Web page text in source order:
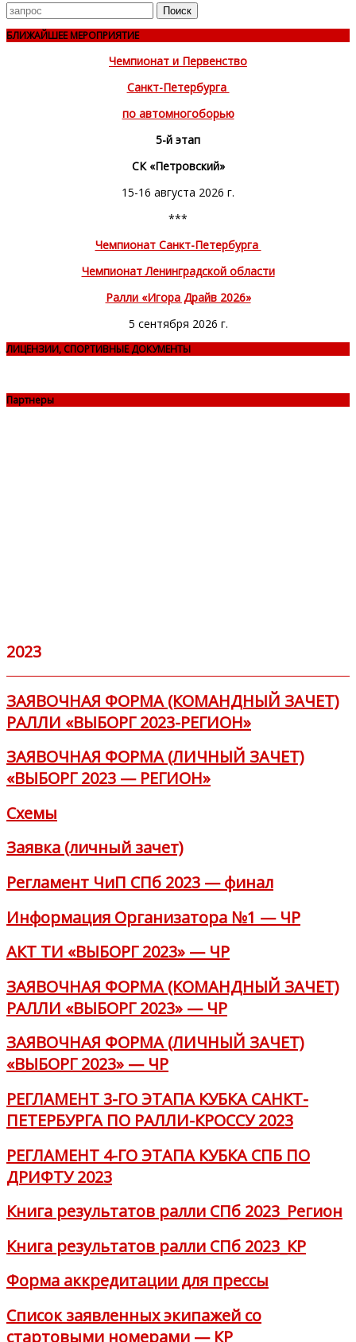
Поиск
для
БЛИЖАЙШЕЕ МЕРОПРИЯТИЕ
Чемпионат и Первенство
Санкт-Петербурга
по автомногоборью
5-й этап
СК «Петровский»
15-16 августа 2026 г.
***
Чемпионат Санкт-Петербурга
Чемпионат Ленинградской области
Ралли «Игора Драйв 2026»
5 сентября 2026 г.
ЛИЦЕНЗИИ, СПОРТИВНЫЕ ДОКУМЕНТЫ
Партнеры
2023
ЗАЯВОЧНАЯ ФОРМА (КОМАНДНЫЙ ЗАЧЕТ)
РАЛЛИ «ВЫБОРГ 2023-РЕГИОН»
ЗАЯВОЧНАЯ ФОРМА (ЛИЧНЫЙ ЗАЧЕТ)
«ВЫБОРГ 2023 — РЕГИОН»
Схемы
Заявка (личный зачет)
Регламент ЧиП СПб 2023 — финал
Информация Организатора №1 — ЧР
АКТ ТИ «ВЫБОРГ 2023» — ЧР
ЗАЯВОЧНАЯ ФОРМА (КОМАНДНЫЙ ЗАЧЕТ)
РАЛЛИ «ВЫБОРГ 2023» — ЧР
ЗАЯВОЧНАЯ ФОРМА (ЛИЧНЫЙ ЗАЧЕТ)
«ВЫБОРГ 2023» — ЧР
РЕГЛАМЕНТ 3-ГО ЭТАПА КУБКА САНКТ-
ПЕТЕРБУРГА ПО РАЛЛИ-КРОССУ 2023
РЕГЛАМЕНТ 4-ГО ЭТАПА КУБКА СПБ ПО
ДРИФТУ 2023
Книга результатов ралли СПб 2023_Регион
Книга результатов ралли СПб 2023_КР
Форма аккредитации для прессы
Список заявленных экипажей со
стартовыми номерами — КР